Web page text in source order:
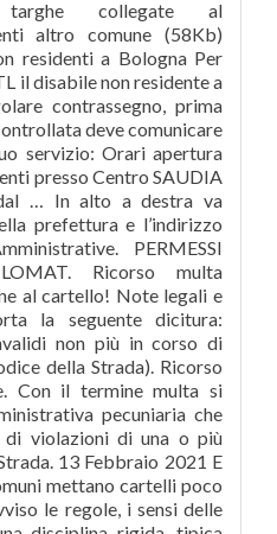
targhe collegate al
altro comune (58Kb)
residenti a Bologna Per
il disabile non residente a
contrassegno, prima
deve comunicare
servizio: Orari apertura
presso Centro SAUDIA
… In alto a destra va
prefettura e l’indirizzo
PERMESSI
Ricorso multa
al cartello! Note legali e
la seguente dicitura:
non più in corso di
della Strada). Ricorso
Con il termine multa si
pecuniaria che
di violazioni di una o più
13 Febbraio 2021 E
mettano cartelli poco
le regole, i sensi delle